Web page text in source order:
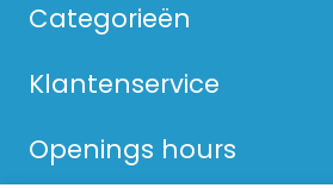
Categorieën
Klantenservice
Openings hours